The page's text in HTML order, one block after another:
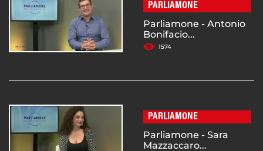
PARLIAMONE
Parliamone - Antonio
Bonifacio...
1574
PARLIAMONE
Parliamone - Sara
Mazzaccaro...